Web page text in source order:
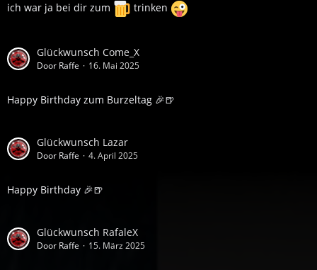
ich war ja bei dir zum trinken
Glückwunsch Come_X
Door Raffe 16. Mai 2025
Happy Birthday zum Burzeltag 🎉🍺
Glückwunsch Lazar
Door Raffe 4. April 2025
Happy Birthday 🎉🍺
Glückwunsch RafaleX
Door Raffe 15. März 2025